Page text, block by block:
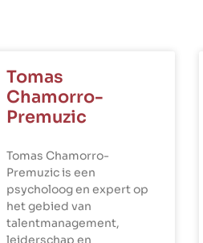
Tomas
Chamorro-
Premuzic
Tomas Chamorro-
Premuzic is een
psycholoog en expert op
het gebied van
talentmanagement,
leiderschap en